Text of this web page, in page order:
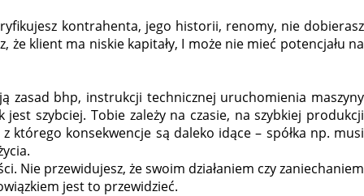
kontrahenta, jego historii, renomy, nie dobierasz
klient ma niskie kapitały, I może nie mieć potencjału na
zasad bhp, instrukcji technicznej uruchomienia maszyny
szybciej. Tobie zależy na czasie, na szybkiej produkcji
konsekwencje są daleko idące – spółka np. musi
Nie przewidujesz, że swoim działaniem czy zaniechaniem
jest to przewidzieć.